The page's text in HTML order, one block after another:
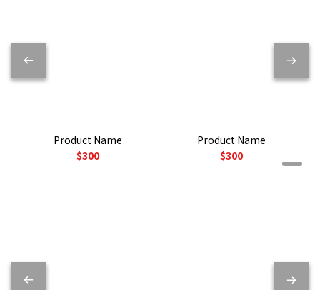
Product Name
$300
Product Name
$300